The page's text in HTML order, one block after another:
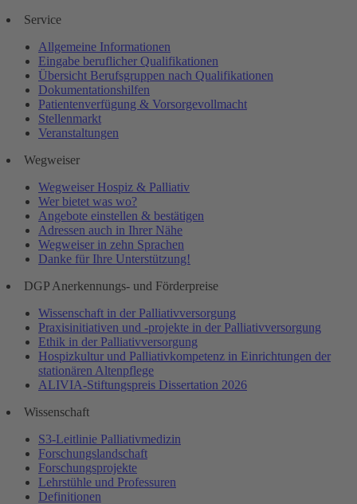
Service
Allgemeine Informationen
Eingabe beruflicher Qualifikationen
Übersicht Berufsgruppen nach Qualifikationen
Dokumentationshilfen
Patientenverfügung & Vorsorgevollmacht
Stellenmarkt
Veranstaltungen
Wegweiser
Wegweiser Hospiz & Palliativ
Wer bietet was wo?
Angebote einstellen & bestätigen
Adressen auch in Ihrer Nähe
Wegweiser in zehn Sprachen
Danke für Ihre Unterstützung!
DGP Anerkennungs- und Förderpreise
Wissenschaft in der Palliativversorgung
Praxisinitiativen und -projekte in der Palliativversorgung
Ethik in der Palliativversorgung
Hospizkultur und Palliativkompetenz in Einrichtungen der
stationären Altenpflege
ALIVIA-Stiftungspreis Dissertation 2026
Wissenschaft
S3-Leitlinie Palliativmedizin
Forschungslandschaft
Forschungsprojekte
Lehrstühle und Professuren
Definitionen